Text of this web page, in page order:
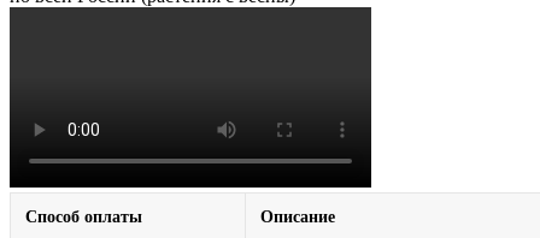
Способ оплаты Описание